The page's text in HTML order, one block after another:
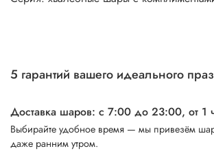
5 гарантий вашего идеального
Доставка шаров: с 7:00 до 23:00, от 1
Выбирайте удобное время — мы привезём
даже ранним утром.